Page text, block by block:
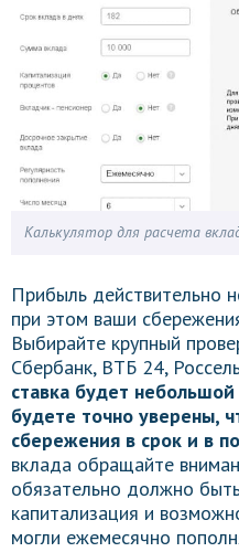
Калькулятор для расчета
Прибыль действительно
при этом ваши
Выбирайте крупный
Сбербанк, ВТБ 24,
ставка будет
будете точно уверены,
сбережения в срок и в
вклада обращайте
обязательно должно
капитализация и
могли ежемесячно